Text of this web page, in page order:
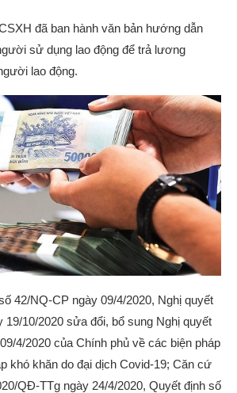
đã ban hành văn bản hướng dẫn
sử dụng lao động để trả lương
lao động.
42/NQ-CP ngày 09/4/2020, Nghị quyết
19/10/2020 sửa đổi, bổ sung Nghị quyết
4/2020 của Chính phủ về các biện pháp
khó khăn do đại dịch Covid-19; Căn cứ
QĐ-TTg ngày 24/4/2020, Quyết định số